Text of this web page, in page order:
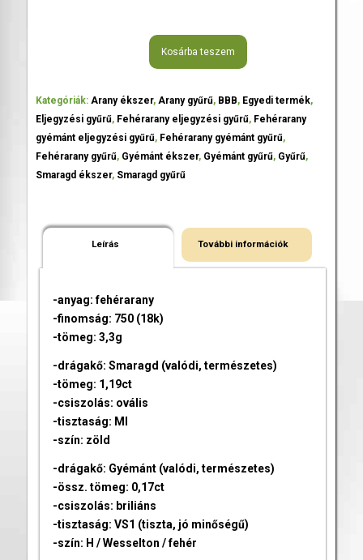
Kosárba teszem
Kategóriák: Arany ékszer, Arany gyűrű, BBB, Egyedi termék,
Eljegyzési gyűrű, Fehérarany eljegyzési gyűrű, Fehérarany
gyémánt eljegyzési gyűrű, Fehérarany gyémánt gyűrű,
Fehérarany gyűrű, Gyémánt ékszer, Gyémánt gyűrű, Gyűrű,
Smaragd ékszer, Smaragd gyűrű
Leírás További információk
-anyag: fehérarany
-finomság: 750 (18k)
-tömeg: 3,3g
-drágakő: Smaragd (valódi, természetes)
-tömeg: 1,19ct
-csiszolás: ovális
-tisztaság: MI
-szín: zöld
-drágakő: Gyémánt (valódi, természetes)
-össz. tömeg: 0,17ct
-csiszolás: briliáns
-tisztaság: VS1 (tiszta, jó minőségű)
-szín: H / Wesselton / fehér